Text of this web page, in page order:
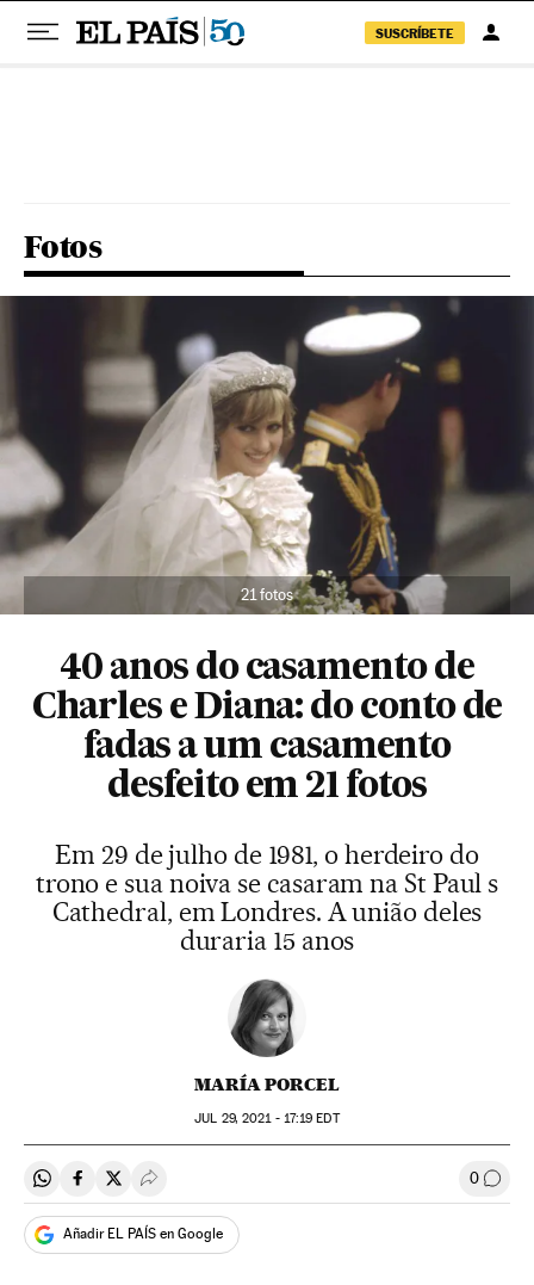
SUSCRÍBETE
Fotos
21 fotos
40 anos do casamento de
Charles e Diana: do conto de
fadas a um casamento
desfeito em 21 fotos
Em 29 de julho de 1981, o herdeiro do
trono e sua noiva se casaram na St Paul s
Cathedral, em Londres. A união deles
duraria 15 anos
MARÍA PORCEL
JUL 29, 2021 - 17:19 EDT
Compartir en Whatsapp
Compartir en Facebook
Compartir en Twitter
Desplegar Redes Sociales 0
Añadir EL PAÍS en Google